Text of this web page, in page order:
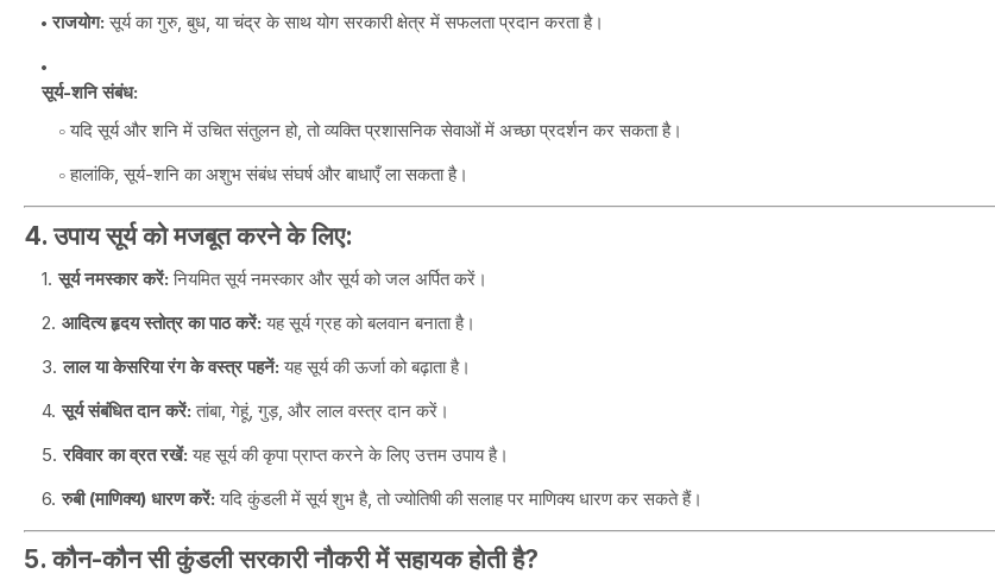
राजयोग: सूर्य का गुरु, बुध, या चंद्र के साथ योग सरकारी क्षेत्र में सफलता प्रदान करता है।
सूर्य-शनि संबंध:
यदि सूर्य और शनि में उचित संतुलन हो, तो व्यक्ति प्रशासनिक सेवाओं में अच्छा प्रदर्शन कर सकता है।
हालांकि, सूर्य-शनि का अशुभ संबंध संघर्ष और बाधाएँ ला सकता है।
4. उपाय सूर्य को मजबूत करने के लिए:
सूर्य नमस्कार करें: नियमित सूर्य नमस्कार और सूर्य को जल अर्पित करें।
आदित्य हृदय स्तोत्र का पाठ करें: यह सूर्य ग्रह को बलवान बनाता है।
लाल या केसरिया रंग के वस्त्र पहनें: यह सूर्य की ऊर्जा को बढ़ाता है।
सूर्य संबंधित दान करें: तांबा, गेहूं, गुड़, और लाल वस्त्र दान करें।
रविवार का व्रत रखें: यह सूर्य की कृपा प्राप्त करने के लिए उत्तम उपाय है।
रुबी (माणिक्य) धारण करें: यदि कुंडली में सूर्य शुभ है, तो ज्योतिषी की सलाह पर माणिक्य धारण कर सकते हैं।
5. कौन-कौन सी कुंडली सरकारी नौकरी में सहायक होती है?